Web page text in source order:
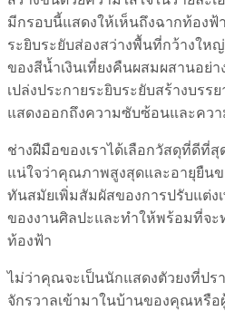
มีกรอบนี้แสดงให้เห็นถึงฉากท้อง
ระยิบระยับส่องสว่างพื้นที่กว้างให
ของสีน้ำเงินเที่ยงคืนผสมผสานอย่
เปล่งประกายระยิบระยับสร้างบร
แสดงออกถึงความซับซ้อนและควา
ช่างฝีมือของเราได้เลือกวัสดุที่ดีที่สุ
แน่ใจว่าคุณภาพสูงสุดและอายุยืน
ทันสมัยเพิ่มสัมผัสของการปรับแต่ง
ของงานศิลปะและทำให้พร้อมที่จะ
ท้องฟ้า
ไม่ว่าคุณจะเป็นนักแสดงตัวยงที่ปร
จักรวาลเข้ามาในบ้านของคุณหรื